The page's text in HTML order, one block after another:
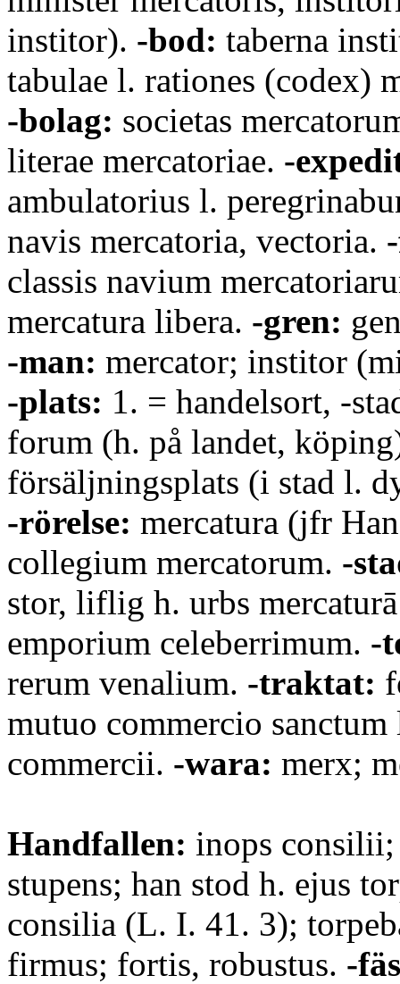
institor). -bod: taberna
tabulae l. rationes (codex)
-bolag: societas
literae mercatoriae. -
ambulatorius l.
navis mercatoria, vectoria.
classis navium
mercatura libera. -gren:
-man: mercator; institor
-plats: 1. = handelsort, -
forum (h. på landet,
försäljningsplats (i stad l.
-rörelse: mercatura (jfr
collegium mercatorum. -
stor, liflig h. urbs
emporium celeberrimum. -
rerum venalium. -traktat:
mutuo commercio
commercii. -wara: merx;
Handfallen: inops consilii;
stupens; han stod h. ejus
consilia (L. I. 41. 3);
firmus; fortis, robustus. -